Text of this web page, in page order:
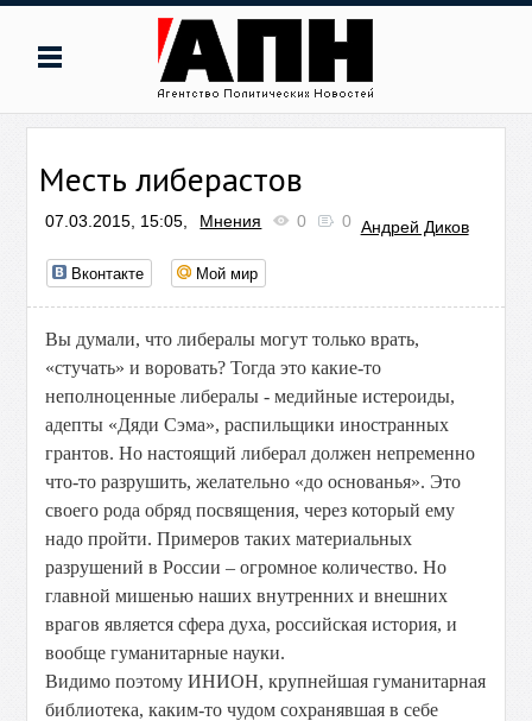
Месть либерастов
07.03.2015, 15:05, Мнения 0 0 Андрей Диков
Вконтакте Мой мир
Вы думали, что либералы могут только врать,
«стучать» и воровать? Тогда это какие-то
неполноценные либералы - медийные истероиды,
адепты «Дяди Сэма», распильщики иностранных
грантов. Но настоящий либерал должен непременно
что-то разрушить, желательно «до основанья». Это
своего рода обряд посвящения, через который ему
надо пройти. Примеров таких материальных
разрушений в России – огромное количество. Но
главной мишенью наших внутренних и внешних
врагов является сфера духа, российская история, и
вообще гуманитарные науки.
Видимо поэтому ИНИОН, крупнейшая гуманитарная
библиотека, каким-то чудом сохранявшая в себе